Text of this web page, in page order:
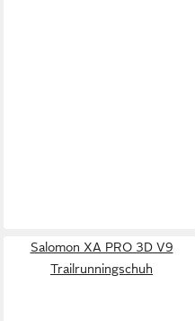
Salomon XA PRO 3D V9
Trailrunningschuh